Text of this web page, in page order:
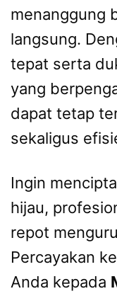
menanggung
langsung.
tepat serta
yang
dapat tetap
sekaligus
Ingin
hijau,
repot
Percayakan
Anda kepada